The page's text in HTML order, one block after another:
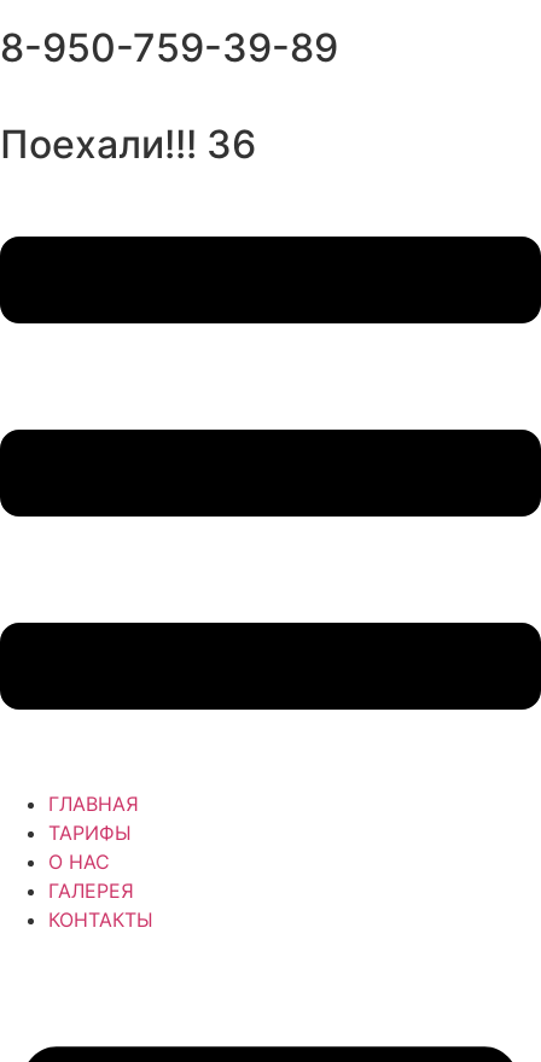
к
8-950-759-39-89
Поехали!!! 36
ГЛАВНАЯ
ТАРИФЫ
О НАС
ГАЛЕРЕЯ
КОНТАКТЫ